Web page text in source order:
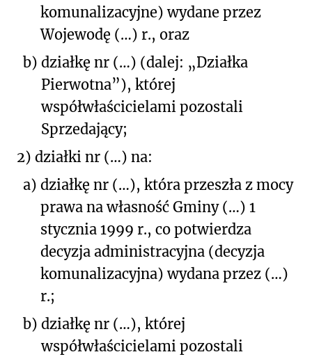
komunalizacyjne) wydane przez
Wojewodę (…) r., oraz
b) działkę nr (…) (dalej: „Działka
Pierwotna”), której
współwłaścicielami pozostali
Sprzedający;
2) działki nr (…) na:
a) działkę nr (…), która przeszła z mocy
prawa na własność Gminy (…) 1
stycznia 1999 r., co potwierdza
decyzja administracyjna (decyzja
komunalizacyjna) wydana przez (…)
r.;
b) działkę nr (…), której
współwłaścicielami pozostali